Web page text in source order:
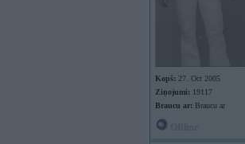
Kopš: 27. Oct 2005
Ziņojumi: 19117
Braucu ar: Braucu ar